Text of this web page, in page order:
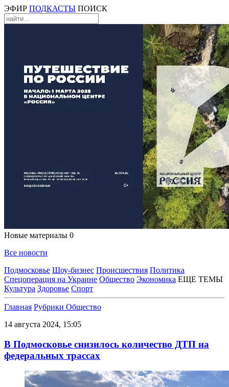
ЭФИР ПОДКАСТЫ ПОИСК
Новые материалы 0
Все новости
Подмосковье Шоу-бизнес Происшествия Политика
Спецоперация на Украине Общество Экономика ЕЩЕ ТЕМЫ
Культура Здоровье Спорт
Главная Рубрики Общество
14 августа 2024, 15:05
В Подмосковье снизилось количество ДТП на
федеральных трассах